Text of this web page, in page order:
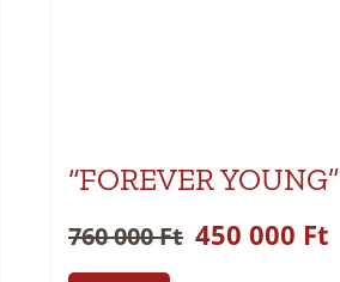
“FOREVER YOUNG”
760 000Ft 450 000 Ft